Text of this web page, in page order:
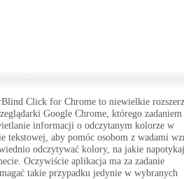
Click for Chrome to niewielkie
Google Chrome, którego zadaniem
informacji o odczytanym kolorze w
tekstowej, aby pomóc osobom z wadami
odczytywać kolory, na jakie
Oczywiście aplikacja ma za zadanie
takie przypadku jedynie w wybranych